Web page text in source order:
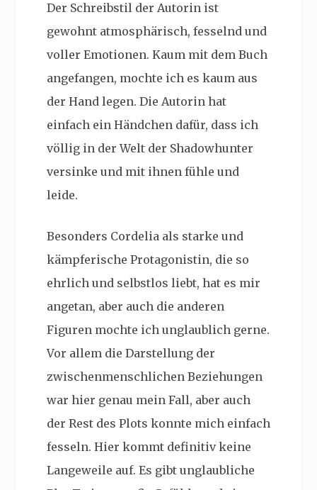
Der Schreibstil der Autorin ist
gewohnt atmosphärisch, fesselnd und
voller Emotionen. Kaum mit dem Buch
angefangen, mochte ich es kaum aus
der Hand legen. Die Autorin hat
einfach ein Händchen dafür, dass ich
völlig in der Welt der Shadowhunter
versinke und mit ihnen fühle und
leide.
Besonders Cordelia als starke und
kämpferische Protagonistin, die so
ehrlich und selbstlos liebt, hat es mir
angetan, aber auch die anderen
Figuren mochte ich unglaublich gerne.
Vor allem die Darstellung der
zwischenmenschlichen Beziehungen
war hier genau mein Fall, aber auch
der Rest des Plots konnte mich einfach
fesseln. Hier kommt definitiv keine
Langeweile auf. Es gibt unglaubliche